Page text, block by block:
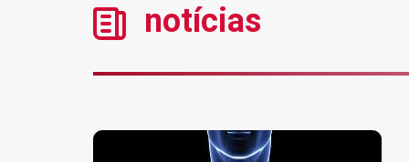
notícias